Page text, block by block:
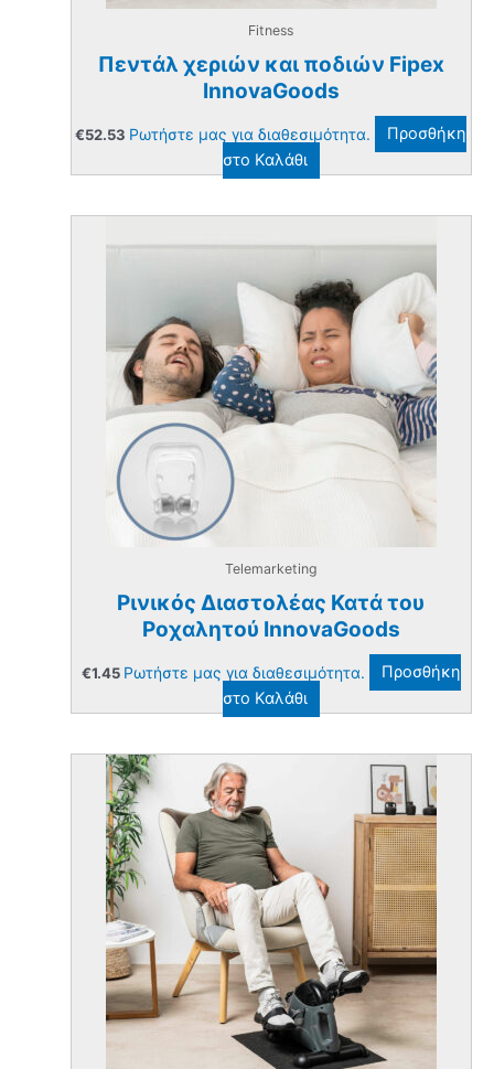
Fitness
Πεντάλ χεριών και ποδιών Fipex
InnovaGoods
€52.53 Ρωτήστε μας για διαθεσιμότητα.
Προσθήκη
στο Καλάθι
Telemarketing
Ρινικός Διαστολέας Κατά του
Ροχαλητού InnovaGoods
€1.45 Ρωτήστε μας για διαθεσιμότητα.
Προσθήκη
στο Καλάθι